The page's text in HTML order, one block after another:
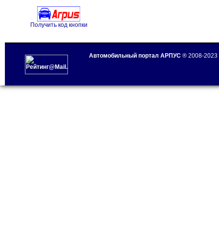
Получить код кнопки
Автомобильный портал АРПУС ® 2008-2023